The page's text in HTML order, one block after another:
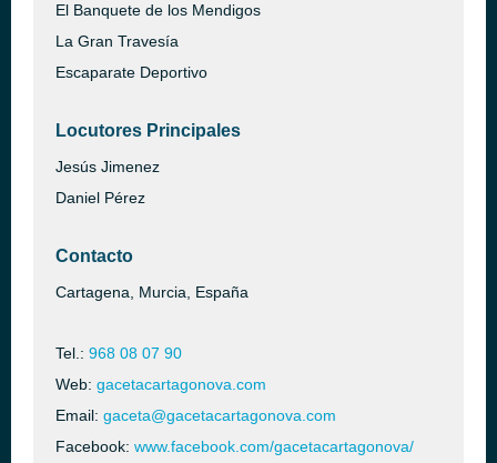
El Banquete de los Mendigos
La Gran Travesía
Escaparate Deportivo
Locutores Principales
Jesús Jimenez
Daniel Pérez
Contacto
Cartagena, Murcia, España
Tel.: 968 08 07 90
Web: gacetacartagonova.com
Email: gaceta@gacetacartagonova.com
Facebook: www.facebook.com/gacetacartagonova/